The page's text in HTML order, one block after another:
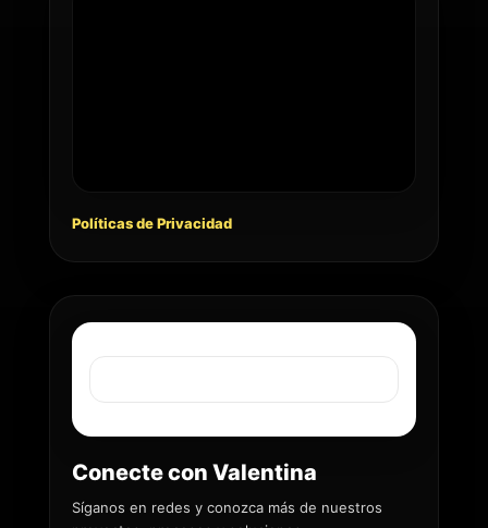
Políticas de Privacidad
Conecte con Valentina
Síganos en redes y conozca más de nuestros